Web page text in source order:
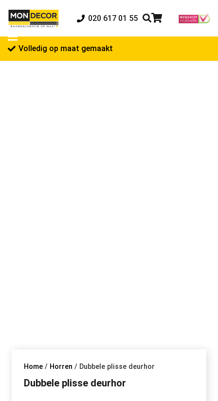
020 617 01 55
Volledig op maat gemaakt
Home / Horren / Dubbele plisse deurhor
Dubbele plisse deurhor